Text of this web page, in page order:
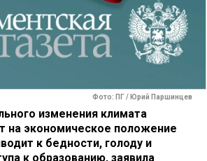
Фото: ПГ / Юрий Паршинцев
изменения климата
на экономическое положение
к бедности, голоду и
к образованию, заявила